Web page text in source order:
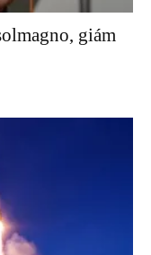
giám